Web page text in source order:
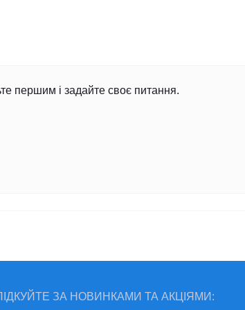
першим і задайте своє питання.
ЗА НОВИНКАМИ ТА АКЦІЯМИ: